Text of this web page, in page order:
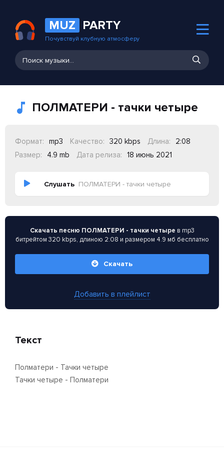
MUZ PARTY
Почувствуй клубную атмосферу
ПОЛМАТЕРИ - тачки четыре
Формат: mp3 Качество: 320 kbps Длина:
2:08
Размер:
4.9 mb Дата релиза: 18 июнь 2021
Слушать ПОЛМАТЕРИ - тачки четыре
Скачать песню ПОЛМАТЕРИ - тачки четыре в mp3
битрейтом 320 kbps, длиною 2:08 и размером 4.9 мб бесплатно
Скачать
Добавить в плейлист
Текст
Полматери - Тачки четыре
Тачки четыре - Полматери